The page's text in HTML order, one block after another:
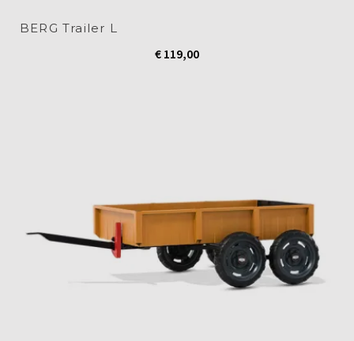
BERG Trailer L
€ 119,00